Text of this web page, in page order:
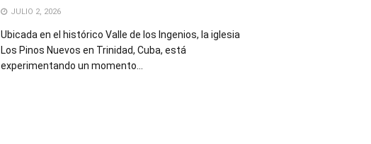
JULIO 2, 2026
Ubicada en el histórico Valle de los Ingenios, la iglesia
Los Pinos Nuevos en Trinidad, Cuba, está
experimentando un momento...